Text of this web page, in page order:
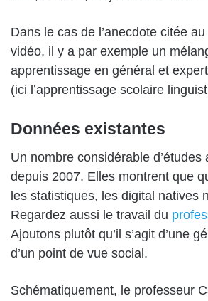
Dans le cas de l’anecdote citée
vidéo, il y a par exemple un
apprentissage en général et
(ici l’apprentissage scolaire
Données existantes
Un nombre considérable d’études
depuis 2007. Elles montrent que
les statistiques, les digital natives
Regardez aussi le travail du
Ajoutons plutôt qu’il s’agit d’une
d’un point de vue social.
Schématiquement, le professeur